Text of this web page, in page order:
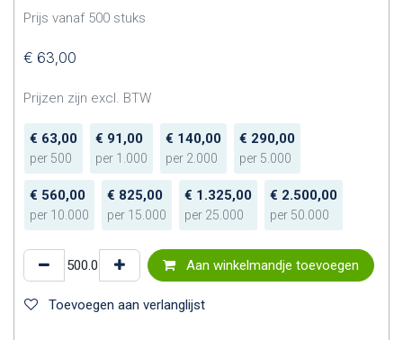
Prijs vanaf 500 stuks
€ 63,00
Prijzen zijn excl. BTW
€ 63,00
per 500
€ 91,00
per 1.000
€ 140,00
per 2.000
€ 290,00
per 5.000
€ 560,00
per 10.000
€ 825,00
per 15.000
€ 1.325,00
per 25.000
€ 2.500,00
per 50.000
Aan winkelmandje toevoegen
Toevoegen aan verlanglijst